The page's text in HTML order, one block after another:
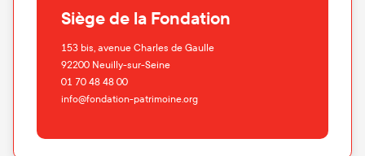
Siège de la Fondation
153 bis, avenue Charles de Gaulle
92200 Neuilly-sur-Seine
01 70 48 48 00
info@fondation-patrimoine.org